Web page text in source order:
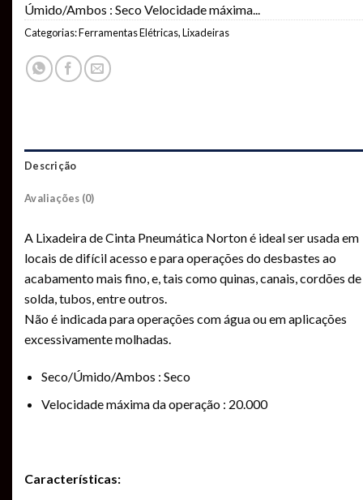
Úmido/Ambos : Seco Velocidade máxima
Categorias:Ferramentas Elétricas,Lixadeiras
Descrição
Avaliações (0)
A Lixadeira de Cinta Pneumática Norton é ideal ser usada em
locais de difícil acesso e para operações do desbastes ao
acabamento mais fino, e, tais como quinas, canais, cordões de
solda, tubos, entre outros.
Não é indicada para operações com água ou em aplicações
excessivamente molhadas.
Seco/Úmido/Ambos : Seco
Velocidade máxima da operação : 20.000
Características: